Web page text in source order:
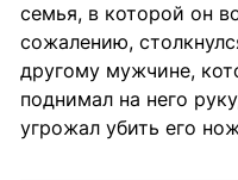
семья, в которой он
сожалению,
другому мужчине,
поднимал на него
угрожал убить его